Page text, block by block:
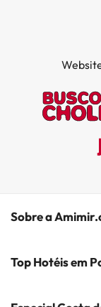
Sobre a
Quem somos?
Top Hotéis em
Hóteis em Lisboa